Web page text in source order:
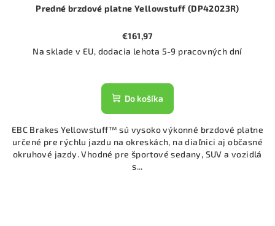
Predné brzdové platne Yellowstuff (DP42023R)
€161,97
Na sklade v EU, dodacia lehota 5-9 pracovných dní
Do košíka
EBC Brakes Yellowstuff™ sú vysoko výkonné brzdové platne
určené pre rýchlu jazdu na okreskách, na diaľnici aj občasné
okruhové jazdy. Vhodné pre športové sedany, SUV a vozidlá
s...